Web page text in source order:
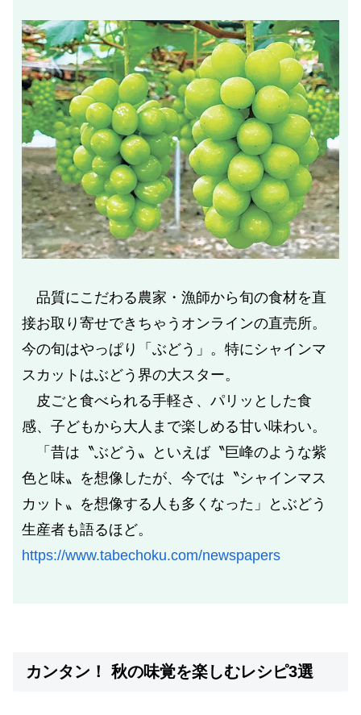
品質にこだわる農家・漁師から旬の食材を直
接お取り寄せできちゃうオンラインの直売所。
今の旬はやっぱり「ぶどう」。特にシャインマ
スカットはぶどう界の大スター。
皮ごと食べられる手軽さ、パリッとした食
感、子どもから大人まで楽しめる甘い味わい。
「昔は〝ぶどう〟といえば〝巨峰のような紫
色と味〟を想像したが、今では〝シャインマス
カット〟を想像する人も多くなった」とぶどう
生産者も語るほど。
https://www.tabechoku.com/newspapers
カンタン！ 秋の味覚を楽しむレシピ3選